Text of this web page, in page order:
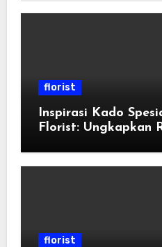
florist
Inspirasi Kado
Florist: Ungkapkan
florist